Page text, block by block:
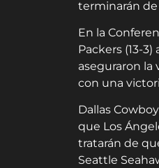
terminarán
En la
Packers (13-
aseguraron la
con una
Dallas
que Los
tratarán de
Seattle